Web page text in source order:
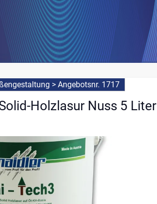
> Angebotsnr. 1717
Holzlasur Nuss 5 Liter